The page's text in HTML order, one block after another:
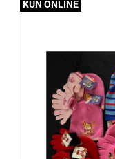
KUN ONLINE